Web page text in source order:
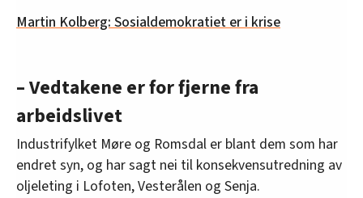
Martin Kolberg: Sosialdemokratiet er i krise
– Vedtakene er for fjerne fra
arbeidslivet
Industrifylket Møre og Romsdal er blant dem som har
endret syn, og har sagt nei til konsekvensutredning av
oljeleting i Lofoten, Vesterålen og Senja.